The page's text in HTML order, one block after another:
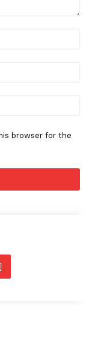
browser for the